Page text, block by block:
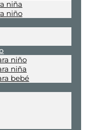
niña
niño
niño
niña
bebé